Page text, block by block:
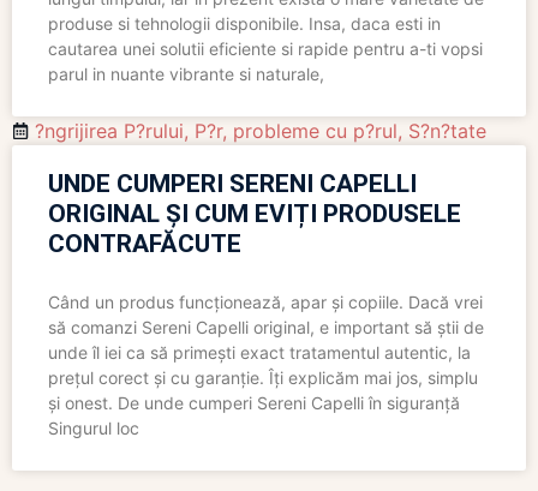
produse si tehnologii disponibile. Insa, daca esti in
cautarea unei solutii eficiente si rapide pentru a-ti vopsi
parul in nuante vibrante si naturale,
?ngrijirea P?rului, P?r, probleme cu p?rul, S?n?tate
UNDE CUMPERI SERENI CAPELLI
ORIGINAL ȘI CUM EVIȚI PRODUSELE
CONTRAFĂCUTE
Când un produs funcționează, apar și copiile. Dacă vrei
să comanzi Sereni Capelli original, e important să știi de
unde îl iei ca să primești exact tratamentul autentic, la
prețul corect și cu garanție. Îți explicăm mai jos, simplu
și onest. De unde cumperi Sereni Capelli în siguranță
Singurul loc